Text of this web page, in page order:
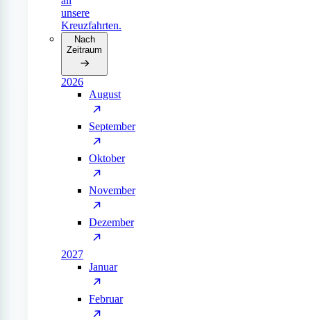
unsere
Kreuzfahrten.
Nach
Zeitraum
2026
August
September
Oktober
November
Dezember
2027
Januar
Februar